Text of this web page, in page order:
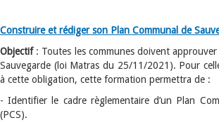
Construire et rédiger son Plan Communal de
Objectif: Toutes les communes doivent
Sauvegarde (loi Matras du 25/11/2021). Pour
à cette obligation, cette formation permettra de :
- Identifier le cadre règlementaire d’un Plan
(PCS).